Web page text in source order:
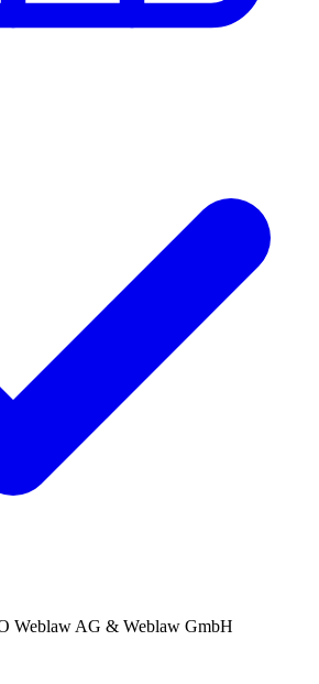
Weblaw AG & Weblaw GmbH